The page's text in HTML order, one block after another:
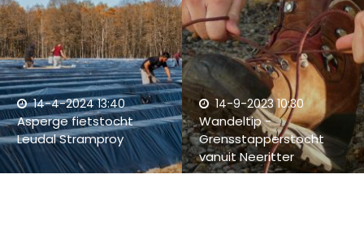
14-4-2024 13:40
Asperge fietstocht
Leudal Stramproy
14-9-2023 10:30
Wandeltip -
Grensstapperstocht
vanuit Neeritter